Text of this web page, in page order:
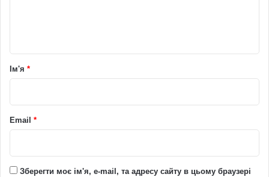
рІм'я *
Email *
Зберегти моє ім'я, e-mail, та адресу сайту в цьому браузері